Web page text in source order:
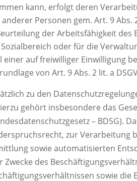
kann, erfolgt deren
Personen gem. Art. 9 Abs.
der Arbeitsfähigkeit des
oder für die
einer auf freiwilliger Einwilligung
von Art. 9 Abs. 2 lit. a
zu den
gehört insbesondere das
– BDSG).
zur
sowie automatisierten
des
sowie die